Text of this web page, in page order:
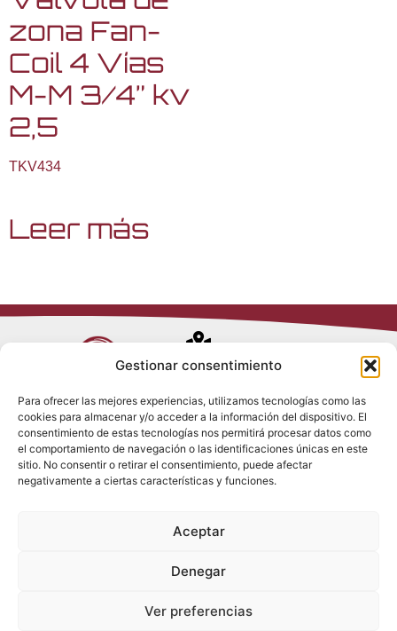
Gestionar consentimiento
Para ofrecer las mejores experiencias, utilizamos tecnologías como las
cookies para almacenar y/o acceder a la información del dispositivo. El
consentimiento de estas tecnologías nos permitirá procesar datos como
el comportamiento de navegación o las identificaciones únicas en este
sitio. No consentir o retirar el consentimiento, puede afectar
negativamente a ciertas características y funciones.
Aceptar
Denegar
Ver preferencias
zona Fan-
Coil 4 Vías
M-M 3/4” kv
2,5
TKV434
Leer más
Avenida de
28017 Madrid
(España)
(+34) 910 917
info@tenki-
Política de
Privacidad
Política de
Cookies